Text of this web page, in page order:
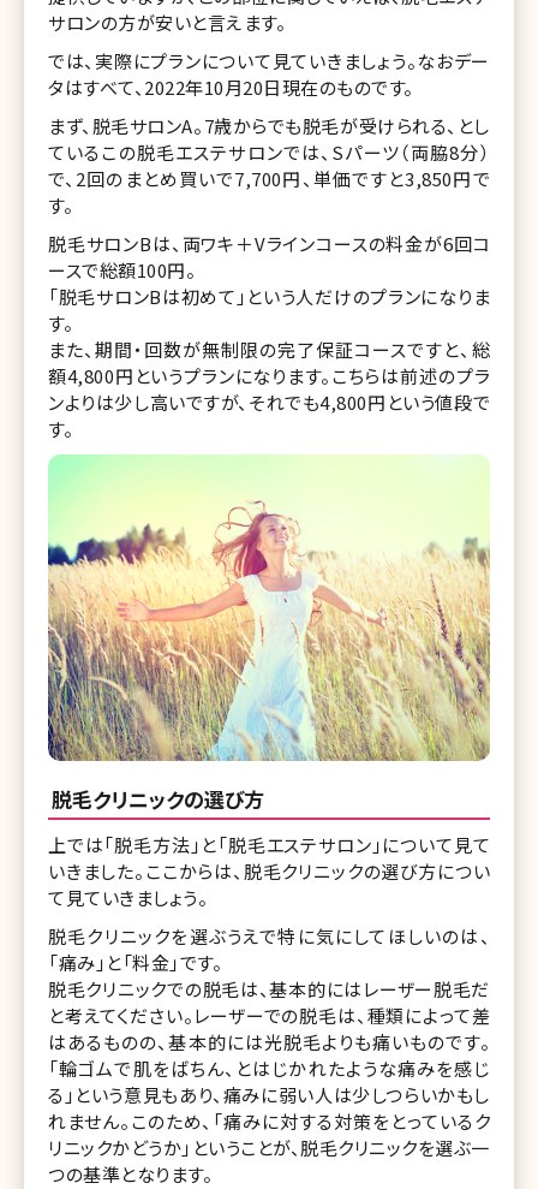
サロンの方が安いと言えます。
では、実際にプランについて見ていきましょう。なおデー
タはすべて、2022年10月20日現在のものです。
まず、脱毛サロンA。7歳からでも脱毛が受けられる、とし
ているこの脱毛エステサロンでは、Sパーツ（両脇8分）
で、2回のまとめ買いで7,700円、単価ですと3,850円で
す。
脱毛サロンBは、両ワキ＋Vラインコースの料金が6回コ
ースで総額100円。
「脱毛サロンBは初めて」という人だけのプランになりま
す。
また、期間・回数が無制限の完了保証コースですと、総
額4,800円というプランになります。こちらは前述のプラ
ンよりは少し高いですが、それでも4,800円という値段で
す。
脱毛クリニックの選び方
上では「脱毛方法」と「脱毛エステサロン」について見て
いきました。ここからは、脱毛クリニックの選び方につい
て見ていきましょう。
脱毛クリニックを選ぶうえで特に気にしてほしいのは、
「痛み」と「料金」です。
脱毛クリニックでの脱毛は、基本的にはレーザー脱毛だ
と考えてください。レーザーでの脱毛は、種類によって差
はあるものの、基本的には光脱毛よりも痛いものです。
「輪ゴムで肌をばちん、とはじかれたような痛みを感じ
る」という意見もあり、痛みに弱い人は少しつらいかもし
れません。このため、「痛みに対する対策をとっているク
リニックかどうか」ということが、脱毛クリニックを選ぶ一
つの基準となります。